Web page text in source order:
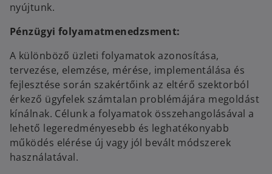
nyújtunk.
Pénzügyi folyamatmenedzsment:
A különböző üzleti folyamatok azonosítása,
tervezése, elemzése, mérése, implementálása és
fejlesztése során szakértőink az eltérő szektorból
érkező ügyfelek számtalan problémájára megoldást
kínálnak. Célunk a folyamatok összehangolásával a
lehető legeredményesebb és leghatékonyabb
működés elérése új vagy jól bevált módszerek
használatával.